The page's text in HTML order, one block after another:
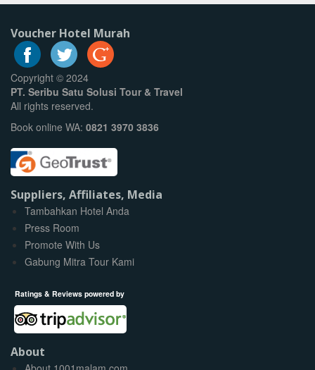
Voucher Hotel Murah
Copyright © 2024
PT. Seribu Satu Solusi Tour & Travel
All rights reserved.
Book online WA: 0821 3970 3836
Suppliers, Affiliates, Media
Tambahkan Hotel Anda
Press Room
Promote With Us
Gabung Mitra Tour Kami
Ratings & Reviews powered by
About